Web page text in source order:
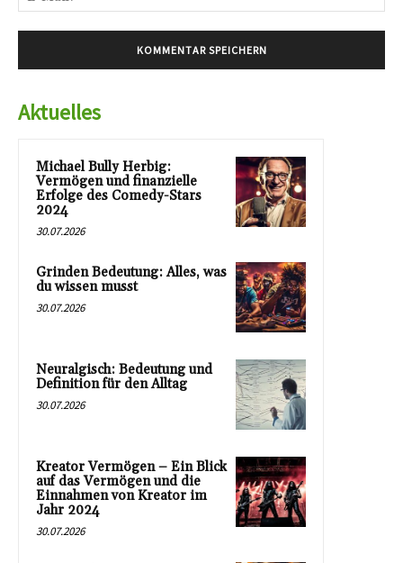
Aktuelles
Michael Bully Herbig:
Vermögen und finanzielle
Erfolge des Comedy-Stars
2024
30.07.2026
Grinden Bedeutung: Alles, was
du wissen musst
30.07.2026
Neuralgisch: Bedeutung und
Definition für den Alltag
30.07.2026
Kreator Vermögen – Ein Blick
auf das Vermögen und die
Einnahmen von Kreator im
Jahr 2024
30.07.2026